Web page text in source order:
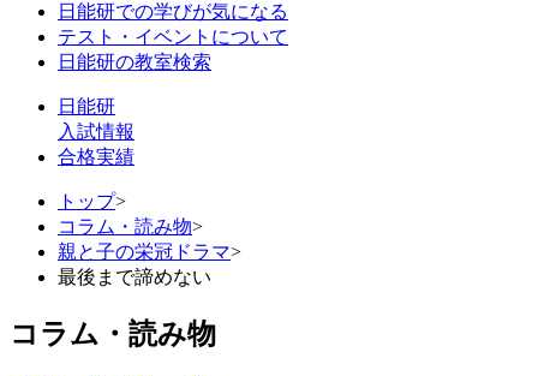
日能研での学びが気になる
テスト・イベントについて
日能研の教室検索
日能研
入試情報
合格実績
トップ>
コラム・読み物>
親と子の栄冠ドラマ>
最後まで諦めない
コラム・読み物